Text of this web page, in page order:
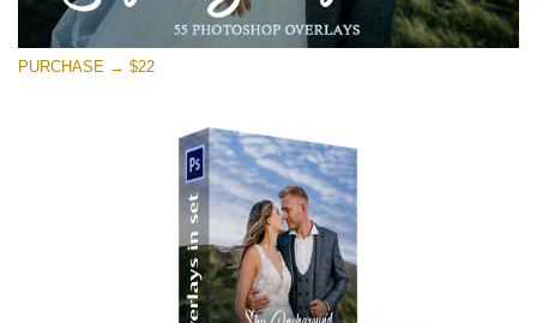
PURCHASE → $22